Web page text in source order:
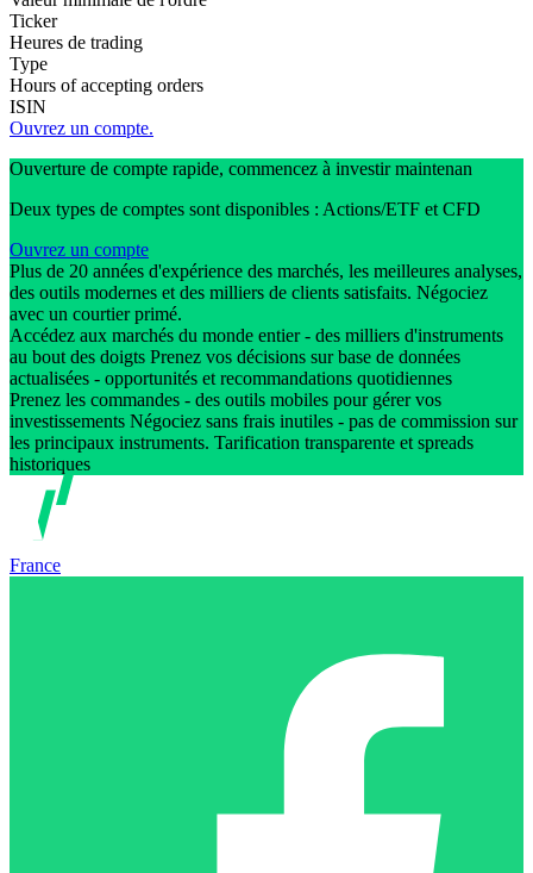
Ticker
Heures de trading
Type
Hours of accepting orders
ISIN
Ouvrez un compte.
Ouverture de compte rapide, commencez à investir maintenan
Deux types de comptes sont disponibles : Actions/ETF et CFD
Ouvrez un compte
Plus de 20 années d'expérience des marchés, les meilleures analyses,
des outils modernes et des milliers de clients satisfaits. Négociez
avec un courtier primé.
Accédez aux marchés du monde entier - des milliers d'instruments
au bout des doigts Prenez vos décisions sur base de données
actualisées - opportunités et recommandations quotidiennes
Prenez les commandes - des outils mobiles pour gérer vos
investissements Négociez sans frais inutiles - pas de commission sur
les principaux instruments. Tarification transparente et spreads
historiques
France